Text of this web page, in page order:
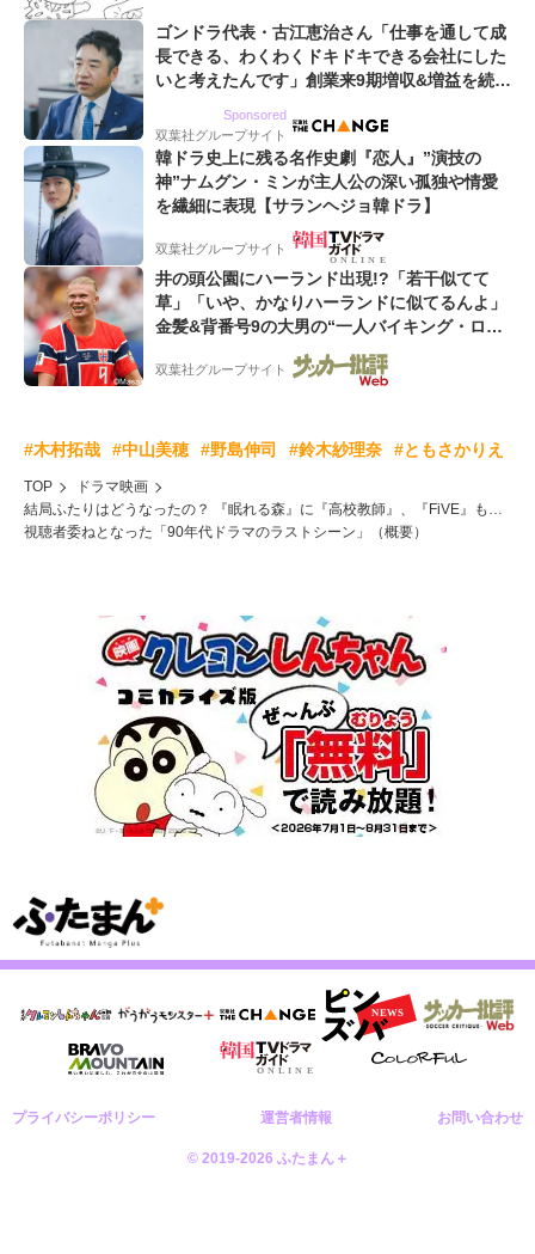
ゴンドラ代表・古江恵治さん「仕事を通して成
長できる、わくわくドキドキできる会社にした
いと考えたんです」創業来9期増収&増益を続け
Sponsored
双葉社グループサイト
韓ドラ史上に残る名作史劇『恋人』”演技の
神”ナムグン・ミンが主人公の深い孤独や情愛
を繊細に表現【サランヘジョ韓ドラ】
双葉社グループサイト
井の頭公園にハーランド出現!?「若干似てて
草」「いや、かなりハーランドに似てるんよ」
金髪&背番号9の大男の“一人バイキング・ロ
ー”映像が話題!「元気をもらった」
双葉社グループサイト
#木村拓哉 #中山美穂 #野島伸司 #鈴木紗理奈 #ともさかりえ
TOP
ドラマ映画
結局ふたりはどうなったの？ 『眠れる森』に『高校教師』、『FiVE』も…
視聴者委ねとなった「90年代ドラマのラストシーン」（概要）
プライバシーポリシー 運営者情報 お問い合わせ
© 2019-2026 ふたまん＋